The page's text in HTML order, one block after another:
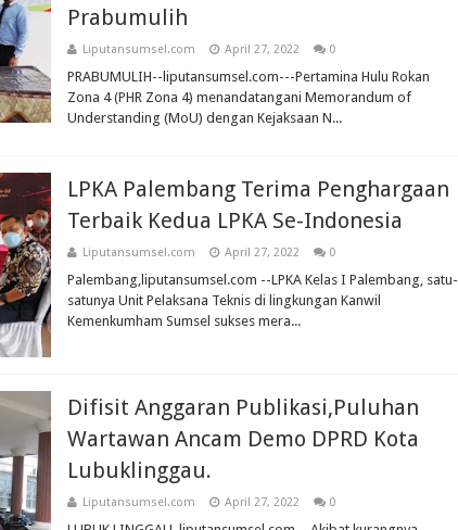
Prabumulih
Liputansumsel.com April 27, 2022 0
PRABUMULIH--liputansumsel.com---Pertamina Hulu Rokan
Zona 4 (PHR Zona 4) menandatangani Memorandum of
Understanding (MoU) dengan Kejaksaan N...
LPKA Palembang Terima Penghargaan
Terbaik Kedua LPKA Se-Indonesia
Liputansumsel.com April 27, 2022 0
Palembang,liputansumsel.com --LPKA Kelas I Palembang, satu-
satunya Unit Pelaksana Teknis di lingkungan Kanwil
Kemenkumham Sumsel sukses mera...
Difisit Anggaran Publikasi,Puluhan
Wartawan Ancam Demo DPRD Kota
Lubuklinggau.
Liputansumsel.com April 27, 2022 0